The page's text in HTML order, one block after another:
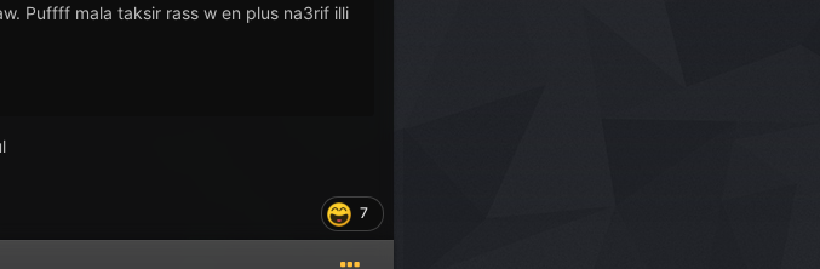
Puffff mala taksir rass w en plus na3rif illi
7